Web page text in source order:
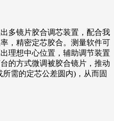
多镜片胶合调芯装置，配合我
，精密定芯胶合。测量软件可
理想中心位置，辅助调节装置
的方式微调被胶合镜片，推动
需的定芯公差圆内)，从而固